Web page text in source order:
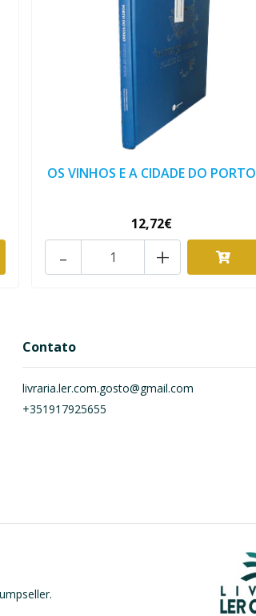
OS VINHOS E A CIDADE DO PORTO
12,72€
+
-
Contato
livraria.ler.com.gosto@gmail.com
+351917925655
.